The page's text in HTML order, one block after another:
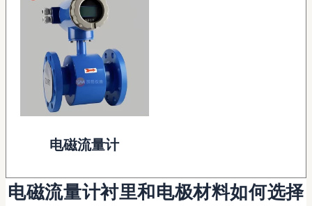
电磁流量计
电磁流量计衬里和电极材料如何选择